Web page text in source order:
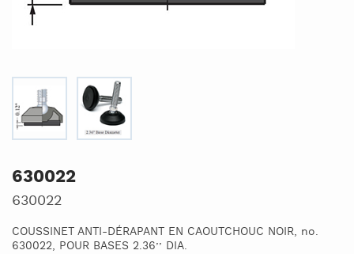
630022
630022
COUSSINET ANTI-DÉRAPANT EN CAOUTCHOUC NOIR, no.
630022, POUR BASES 2.36’’ DIA.